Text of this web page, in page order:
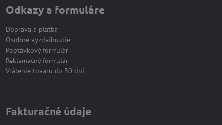
Odkazy a formuláre
Doprava a platba
Osobné vyzdvihnutie
Poptávkový formulár
Reklamačný formulár
Vrátenie tovaru do 30 dní
Fakturačné údaje